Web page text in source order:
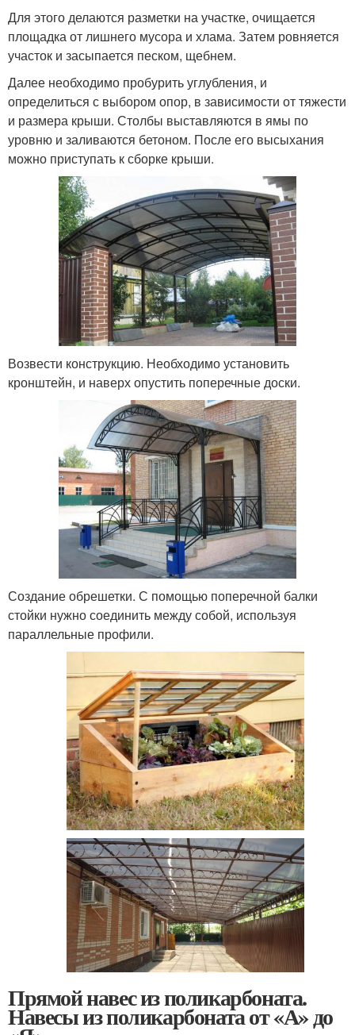
Для этого делаются разметки на участке, очищается
площадка от лишнего мусора и хлама. Затем ровняется
участок и засыпается песком, щебнем.
Далее необходимо пробурить углубления, и
определиться с выбором опор, в зависимости от тяжести
и размера крыши. Столбы выставляются в ямы по
уровню и заливаются бетоном. После его высыхания
можно приступать к сборке крыши.
Возвести конструкцию. Необходимо установить
кронштейн, и наверх опустить поперечные доски.
Создание обрешетки. С помощью поперечной балки
стойки нужно соединить между собой, используя
параллельные профили.
Прямой навес из поликарбоната.
Навесы из поликарбоната от «А» до